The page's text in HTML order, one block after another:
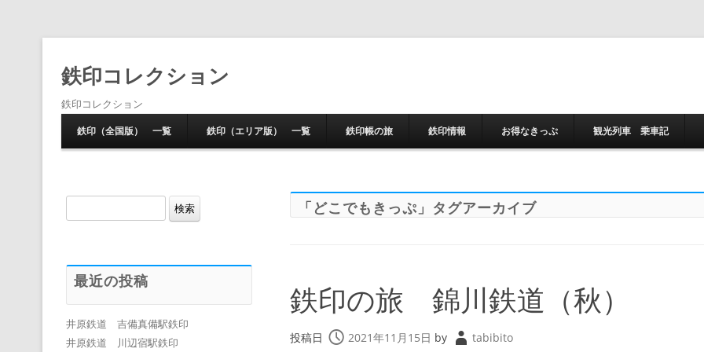
鉄印コレクション
鉄印コレクション
鉄印（全国版） 一覧 鉄印（エリア版） 一覧 鉄印帳の旅 鉄印情報 お得なきっぷ 観光列車 乗車記
「 どこでもきっぷ 」タグアーカイブ
鉄印の旅 錦川鉄道（秋）
投稿日 2021年11月15日 by tabibito
索:
最近の投稿
井原鉄道 吉備真備駅鉄印
井原鉄道 川辺宿駅鉄印